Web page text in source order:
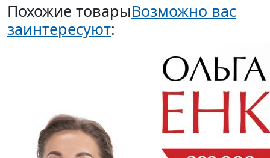
Похожие товарыВозможно вас
заинтересуют: